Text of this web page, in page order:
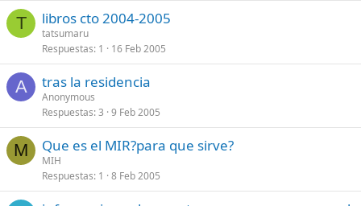
T libros cto 2004-2005
tatsumaru
Respuestas 1 16 Feb 2005
A tras la residencia
Anonymous
Respuestas 3 9 Feb 2005
M Que es el MIR?para que sirve?
MIH
Respuestas 1 8 Feb 2005